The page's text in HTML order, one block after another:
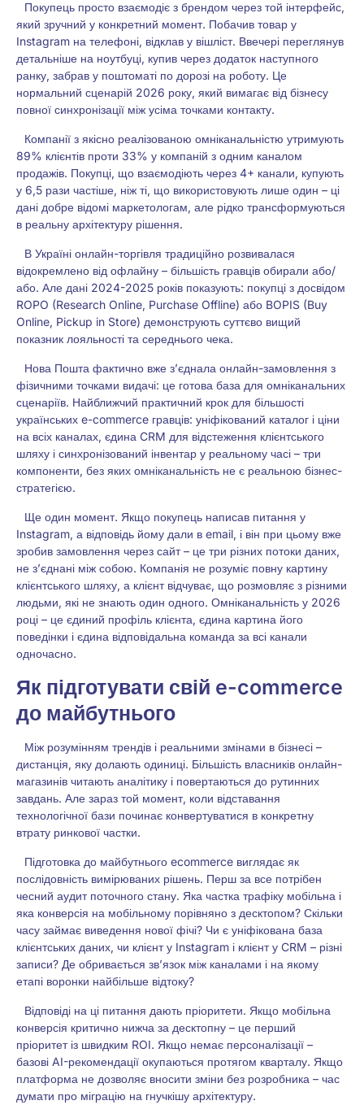
Покупець просто взаємодіє з брендом через той інтерфейс,
який зручний у конкретний момент. Побачив товар у
Instagram на телефоні, відклав у вішліст. Ввечері переглянув
детальніше на ноутбуці, купив через додаток наступного
ранку, забрав у поштоматі по дорозі на роботу. Це
нормальний сценарій 2026 року, який вимагає від бізнесу
повної синхронізації між усіма точками контакту.
Компанії з якісно реалізованою омніканальністю утримують
89% клієнтів проти 33% у компаній з одним каналом
продажів. Покупці, що взаємодіють через 4+ канали, купують
у 6,5 рази частіше, ніж ті, що використовують лише один – ці
дані добре відомі маркетологам, але рідко трансформуються
в реальну архітектуру рішення.
В Україні онлайн-торгівля традиційно розвивалася
відокремлено від офлайну – більшість гравців обирали або/
або. Але дані 2024-2025 років показують: покупці з досвідом
ROPO (Research Online, Purchase Offline) або BOPIS (Buy
Online, Pickup in Store) демонструють суттєво вищий
показник лояльності та середнього чека.
Нова Пошта фактично вже з’єднала онлайн-замовлення з
фізичними точками видачі: це готова база для омніканальних
сценаріїв. Найближчий практичний крок для більшості
українських e-commerce гравців: уніфікований каталог і ціни
на всіх каналах, єдина CRM для відстеження клієнтського
шляху і синхронізований інвентар у реальному часі – три
компоненти, без яких омніканальність не є реальною бізнес-
стратегією.
Ще один момент. Якщо покупець написав питання у
Instagram, а відповідь йому дали в email, і він при цьому вже
зробив замовлення через сайт – це три різних потоки даних,
не з’єднані між собою. Компанія не розуміє повну картину
клієнтського шляху, а клієнт відчуває, що розмовляє з різними
людьми, які не знають один одного. Омніканальність у 2026
році – це єдиний профіль клієнта, єдина картина його
поведінки і єдина відповідальна команда за всі канали
одночасно.
Як підготувати свій e-commerce
до майбутнього
Між розумінням трендів і реальними змінами в бізнесі –
дистанція, яку долають одиниці. Більшість власників онлайн-
магазинів читають аналітику і повертаються до рутинних
завдань. Але зараз той момент, коли відставання
технологічної бази починає конвертуватися в конкретну
втрату ринкової частки.
Підготовка до майбутнього ecommerce виглядає як
послідовність вимірюваних рішень. Перш за все потрібен
чесний аудит поточного стану. Яка частка трафіку мобільна і
яка конверсія на мобільному порівняно з десктопом? Скільки
часу займає виведення нової фічі? Чи є уніфікована база
клієнтських даних, чи клієнт у Instagram і клієнт у CRM – різні
записи? Де обривається зв’язок між каналами і на якому
етапі воронки найбільше відтоку?
Відповіді на ці питання дають пріоритети. Якщо мобільна
конверсія критично нижча за десктопну – це перший
пріоритет із швидким ROI. Якщо немає персоналізації –
базові AI-рекомендації окупаються протягом кварталу. Якщо
платформа не дозволяє вносити зміни без розробника – час
думати про міграцію на гнучкішу архітектуру.